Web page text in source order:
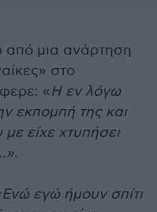
μια ανάρτηση
στο
«Η εν λόγω
εκπομπή της και
είχε χτυπήσει
εγώ ήμουν σπίτι